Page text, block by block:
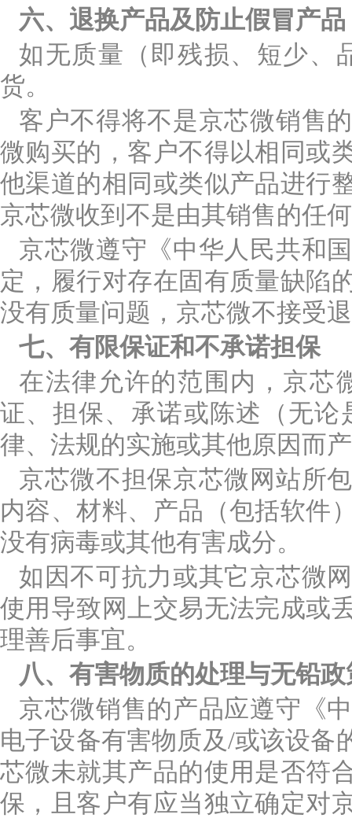
六、退换产品及防止假冒产品
如无质量（即残损、短少、
货。
客户不得将不是京芯微销售
微购买的，客户不得以相同或
他渠道的相同或类似产品进行
京芯微收到不是由其销售的任
京芯微遵守《中华人民共和
定，履行对存在固有质量缺陷
没有质量问题，京芯微不接受
七、有限保证和不承诺担保
在法律允许的范围内，京芯
证、担保、承诺或陈述（无
律、法规的实施或其他原因而
京芯微不担保京芯微网站所
内容、材料、产品（包括软件
没有病毒或其他有害成分。
如因不可抗力或其它京芯微
使用导致网上交易无法完成或
理善后事宜。
八、有害物质的处理与无铅政
京芯微销售的产品应遵守《
电子设备有害物质及/或该设备
芯微未就其产品的使用是否符
保，且客户有应当独立确定对